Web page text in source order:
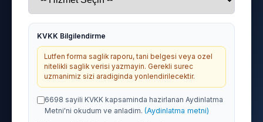
KVKK Bilgilendirme
Lutfen forma saglik raporu, tani belgesi veya ozel
nitelikli saglik verisi yazmayin. Gerekli surec
uzmanimiz sizi aradiginda yonlendirilecektir.
6698 sayili KVKK kapsaminda hazirlanan Aydinlatma
Metni'ni okudum ve anladim. (Aydinlatma metni)